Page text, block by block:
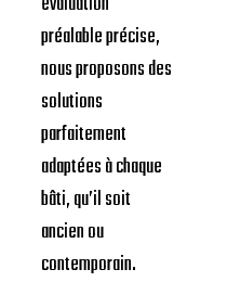
préalable précise,
nous proposons des
solutions
parfaitement
adaptées à chaque
bâti, qu’il soit
ancien ou
contemporain.